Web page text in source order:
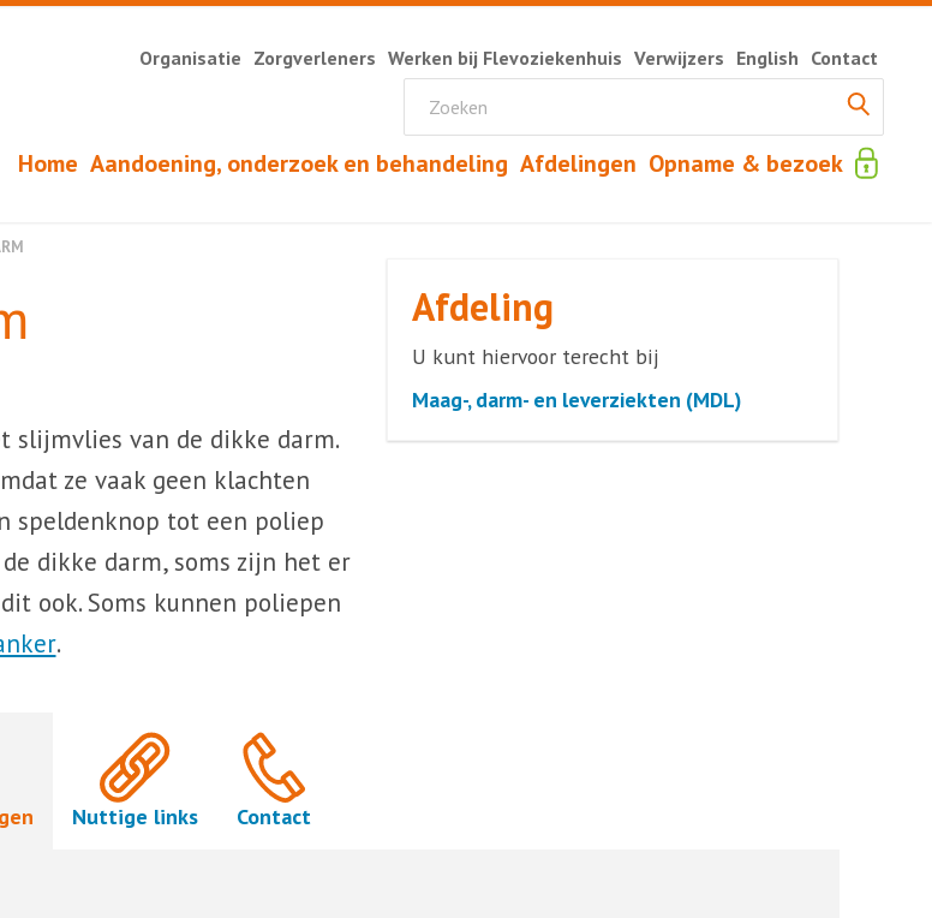
Home Aandoening, onderzoek en behandeling Afdelingen Opname & bezoek
Organisatie Zorgverleners Werken bij Flevoziekenhuis Verwijzers English Contact
slijmvlies van de dikke darm.
ze vaak geen klachten
speldenknop tot een poliep
dikke darm, soms zijn het er
ook. Soms kunnen poliepen
.
Afdeling
U kunt hiervoor terecht bij
Maag-, darm- en leverziekten (MDL)
Nuttige links Contact